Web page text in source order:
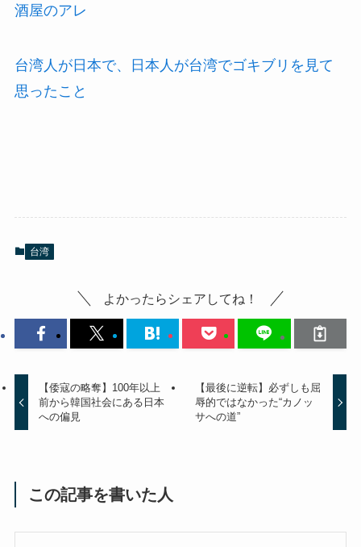
酒屋のアレ
台湾人が日本で、日本人が台湾でゴキブリを見て
思ったこと
台湾
よかったらシェアしてね！
【倭寇の略奪】100年以上
前から韓国社会にある日本
への偏見
【最後に逆転】必ずしも屈
辱的ではなかった“カノッ
サへの道”
この記事を書いた人